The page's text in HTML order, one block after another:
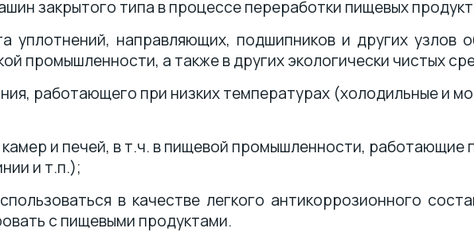
закрытого типа в процессе переработки пищевых
уплотнений, направляющих, подшипников и других узлов
промышленности, а также в других экологически чистых
работающего при низких температурах (холодильные и
и печей, в т.ч. в пищевой промышленности, работающие
и т.п.);
в качестве легкого антикоррозионного
с пищевыми продуктами.